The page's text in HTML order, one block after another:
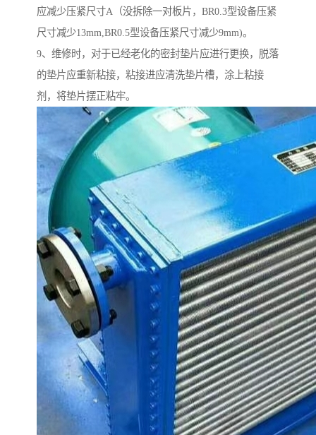
应减少压紧尺寸A（没拆除一对板片，BR0.3型设备压紧
尺寸减少13mm,BR0.5型设备压紧尺寸减少9mm)。
9、维修时，对于已经老化的密封垫片应进行更换，脱落
的垫片应重新粘接，粘接进应清洗垫片槽，涂上粘接
剂，将垫片摆正粘牢。